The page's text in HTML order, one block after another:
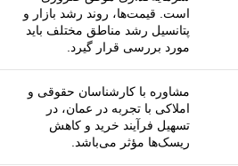
است. قیمت‌ها، روند رشد بازار و
پتانسیل رشد مناطق مختلف باید
مورد بررسی قرار گیرد.
مشاوره با کارشناسان حقوقی و
املاکی با تجربه در عمان، در
تسهیل فرآیند خرید و کاهش
ریسک‌ها مؤثر می‌باشد.